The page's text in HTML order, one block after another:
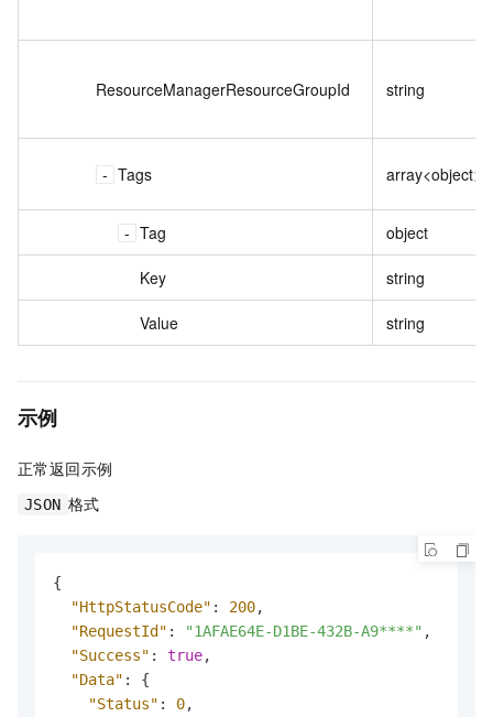
ResourceManagerResourceGroupId string
Tags array<object>
Tag object
Key string
Value string
示例
正常返回示例
JSON 格式
{
"HttpStatusCode" : 200,
"RequestId" : "1AFAE64E-D1BE-432B-A9****" ,
"Success" : true,
"Data" :
{
"Status" : 0,